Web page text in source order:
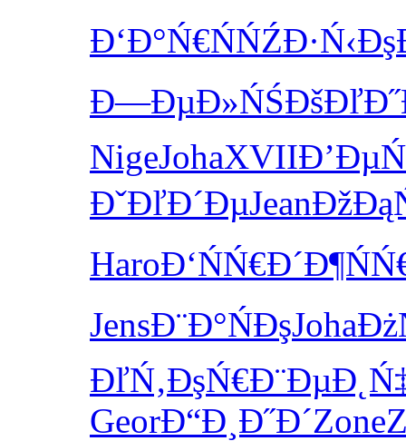
Đ‘Đ°Ń€ŃŃŹĐ·Ń‹Đş
Đ—ĐµĐ»ŃŚ
NigeJohaXVII
ĐˇĐľĐ´ĐµJean
HaroĐ‘ŃŃ€Đ´
JensĐ¨Đ°ŃĐşJoha
ĐľŃ‚ĐşŃ€
GeorĐ“Đ¸Đ˝Đ´Zone